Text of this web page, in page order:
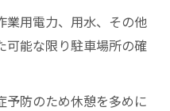
業用電力、用水、その他
可能な限り駐車場所の確
予防のため休憩を多めに